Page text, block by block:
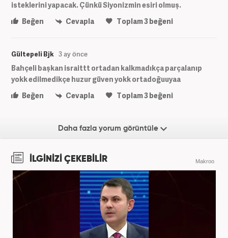
isteklerini yapacak. Çünkü Siyonizmin esiri olmuş.
Beğen
Cevapla Toplam3beğeni
Gültepeli Bjk 3 ay önce
Bahçeli başkan israittt ortadan kalkmadıkça parçalanıp
yokk edilmedikçe huzur güven yokk ortadoğuuyaa
Beğen
Cevapla Toplam3beğeni
Daha fazla yorum görüntüle
İLGİNİZİ ÇEKEBİLİR Makroo